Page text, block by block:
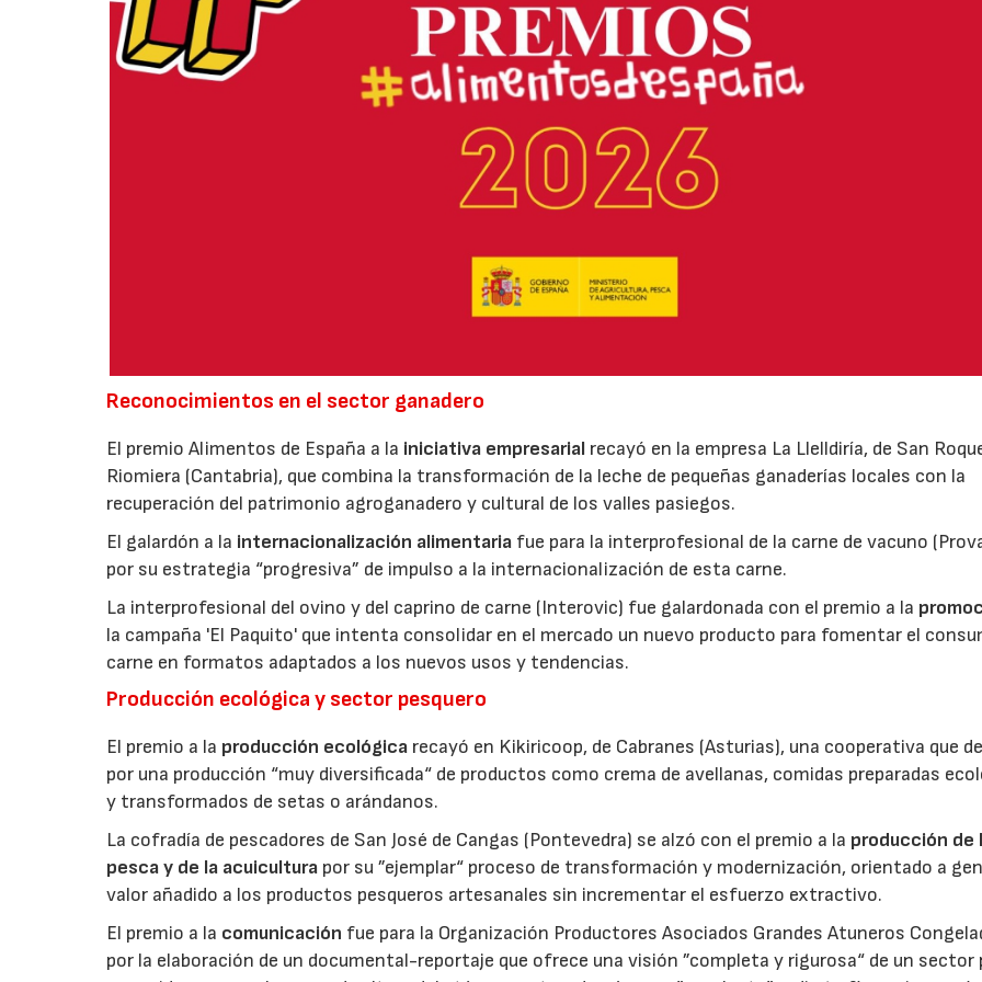
Reconocimientos en el sector ganadero
El premio Alimentos de España a la iniciativa empresarial recayó en la empresa La Llelldiría, de San
Riomiera (Cantabria), que combina la transformación de la leche de pequeñas ganaderías locales con la
recuperación del patrimonio agroganadero y cultural de los valles pasiegos.
El galardón a la internacionalización alimentaria fue para la interprofesional de la carne de vacuno
por su estrategia “progresiva” de impulso a la internacionalización de esta carne.
La interprofesional del ovino y del caprino de carne (Interovic) fue galardonada con el premio a la
la campaña 'El Paquito' que intenta consolidar en el mercado un nuevo producto para fomentar el
carne en formatos adaptados a los nuevos usos y tendencias.
Producción ecológica y sector pesquero
El premio a la producción ecológica recayó en Kikiricoop, de Cabranes (Asturias), una cooperativa que
por una producción “muy diversificada“ de productos como crema de avellanas, comidas preparadas
y transformados de setas o arándanos.
La cofradía de pescadores de San José de Cangas (Pontevedra) se alzó con el premio a la producción de
pesca y de la acuicultura por su ”ejemplar“ proceso de transformación y modernización, orientado a
valor añadido a los productos pesqueros artesanales sin incrementar el esfuerzo extractivo.
El premio a la comunicación fue para la Organización Productores Asociados Grandes Atuneros
por la elaboración de un documental-reportaje que ofrece una visión ”completa y rigurosa“ de un sector